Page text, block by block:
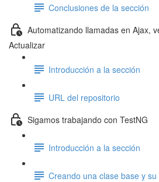
Conclusiones de la sección
Automatizando llamadas en Ajax,
Actualizar
Introducción a la sección
URL del repositorio
Sigamos trabajando con TestNG
Introducción a la sección
Creando una clase base y